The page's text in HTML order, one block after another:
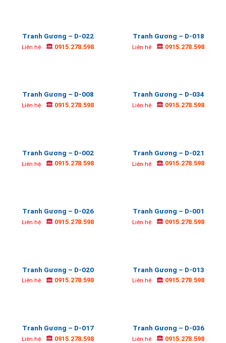
Tranh Gương – D-022
Liên hệ 0915.278.598
Tranh Gương – D-018
Liên hệ 0915.278.598
Tranh Gương – D-008
Liên hệ 0915.278.598
Tranh Gương – D-034
Liên hệ 0915.278.598
Tranh Gương – D-002
Liên hệ 0915.278.598
Tranh Gương – D-021
Liên hệ 0915.278.598
Tranh Gương – D-026
Liên hệ 0915.278.598
Tranh Gương – D-001
Liên hệ 0915.278.598
Tranh Gương – D-020
Liên hệ 0915.278.598
Tranh Gương – D-013
Liên hệ 0915.278.598
Tranh Gương – D-017
Liên hệ 0915.278.598
Tranh Gương – D-036
Liên hệ 0915.278.598